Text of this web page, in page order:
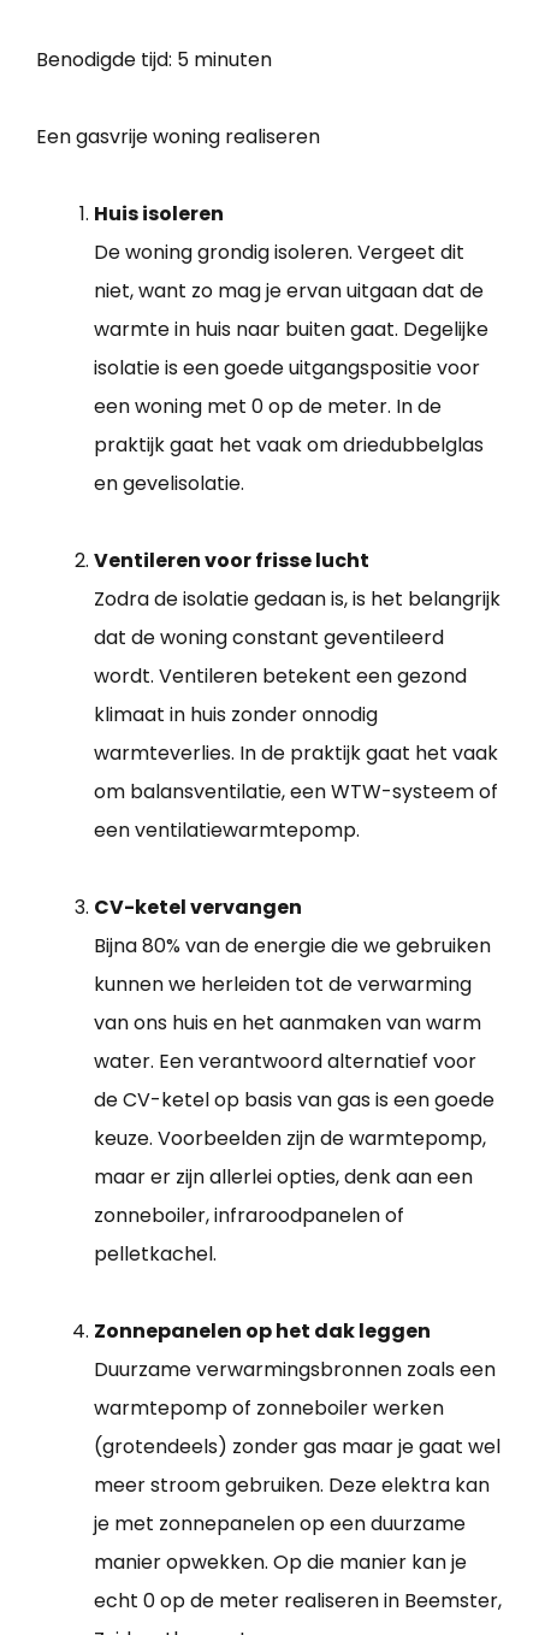
Benodigde tijd: 5 minuten
Een gasvrije woning realiseren
Huis isoleren
De woning grondig isoleren. Vergeet dit
niet, want zo mag je ervan uitgaan dat de
warmte in huis naar buiten gaat. Degelijke
isolatie is een goede uitgangspositie voor
een woning met 0 op de meter. In de
praktijk gaat het vaak om driedubbelglas
en gevelisolatie.
Ventileren voor frisse lucht
Zodra de isolatie gedaan is, is het belangrijk
dat de woning constant geventileerd
wordt. Ventileren betekent een gezond
klimaat in huis zonder onnodig
warmteverlies. In de praktijk gaat het vaak
om balansventilatie, een WTW-systeem of
een ventilatiewarmtepomp.
CV-ketel vervangen
Bijna 80% van de energie die we gebruiken
kunnen we herleiden tot de verwarming
van ons huis en het aanmaken van warm
water. Een verantwoord alternatief voor
de CV-ketel op basis van gas is een goede
keuze. Voorbeelden zijn de warmtepomp,
maar er zijn allerlei opties, denk aan een
zonneboiler, infraroodpanelen of
pelletkachel.
Zonnepanelen op het dak leggen
Duurzame verwarmingsbronnen zoals een
warmtepomp of zonneboiler werken
(grotendeels) zonder gas maar je gaat wel
meer stroom gebruiken. Deze elektra kan
je met zonnepanelen op een duurzame
manier opwekken. Op die manier kan je
echt 0 op de meter realiseren in Beemster,